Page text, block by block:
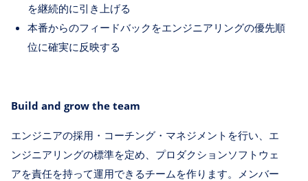
を継続的に引き上げる
本番からのフィードバックをエンジニアリングの優先順
位に確実に反映する
Build and grow the team
エンジニアの採用・コーチング・マネジメントを行い、エ
ンジニアリングの標準を定め、プロダクションソフトウェ
アを責任を持って運用できるチームを作ります。メンバー